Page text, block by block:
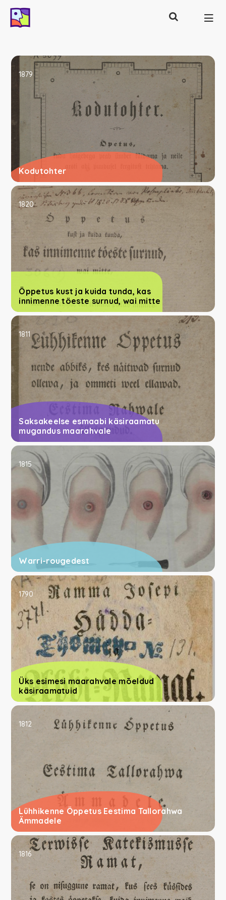
Otsing
Kodutohter
1879
Öppetus kust ja kuida tunda, kas
innimenne töeste surnud, wai mitte
1820
Saksakeelse esmaabi käsiraamatu
mugandus maarahvale
1811
Warri-rougedest
1815
Üks esimesi maarahvale mõeldud
käsiraamatuid
1790
Lühhikenne Öppetus Eestima Tallorahwa
Ämmadele
1812
1816